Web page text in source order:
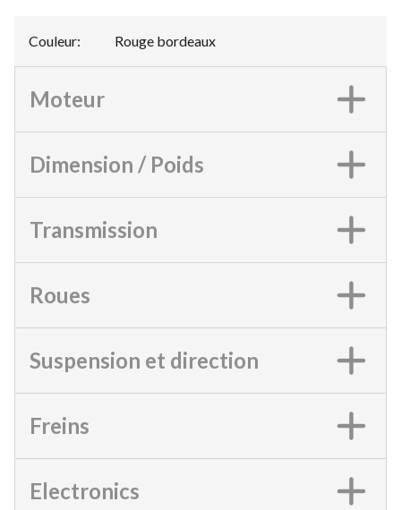
Couleur: Rouge bordeaux
Moteur
Dimension / Poids
Transmission
Roues
Suspension et direction
Freins
Electronics